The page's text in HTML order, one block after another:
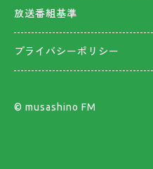
放送番組基準
プライバシーポリシー
©︎ musashino FM